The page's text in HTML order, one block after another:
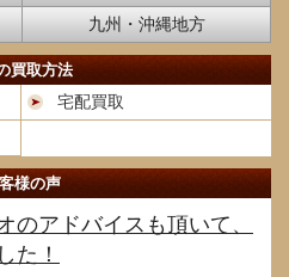
九州・沖縄地方
買取方法
宅配買取
様の声
のアドバイスも頂いて、
た！